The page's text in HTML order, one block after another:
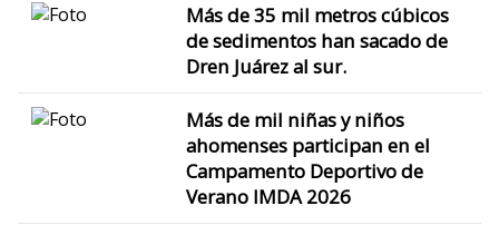
Más de 35 mil metros cúbicos
de sedimentos han sacado de
Dren Juárez al sur.
Más de mil niñas y niños
ahomenses participan en el
Campamento Deportivo de
Verano IMDA 2026